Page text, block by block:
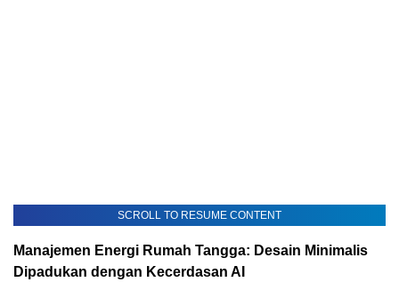
SCROLL TO RESUME CONTENT
Manajemen Energi Rumah Tangga: Desain Minimalis
Dipadukan dengan Kecerdasan AI